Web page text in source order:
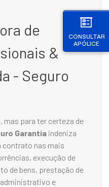
CONSULTAR
APÓLICE
de
&
- Seguro
para ter certeza de
Garantia indeniza
contrato nas mais
execução de
de bens, prestação de
e